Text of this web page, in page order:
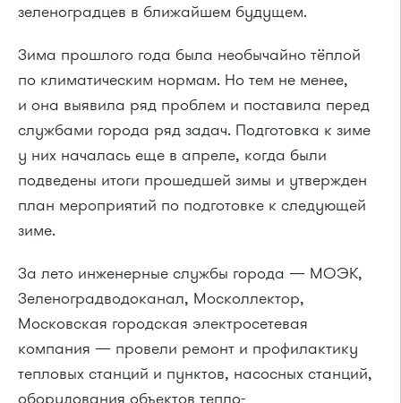
зеленоградцев в ближайшем будущем.
Зима прошлого года была необычайно тёплой
по климатическим нормам. Но тем не менее,
и она выявила ряд проблем и поставила перед
службами города ряд задач. Подготовка к зиме
у них началась еще в апреле, когда были
подведены итоги прошедшей зимы и утвержден
план мероприятий по подготовке к следующей
зиме.
За лето инженерные службы города — МОЭК,
Зеленоградводоканал, Москоллектор,
Московская городская электросетевая
компания — провели ремонт и профилактику
тепловых станций и пунктов, насосных станций,
оборудования объектов тепло-